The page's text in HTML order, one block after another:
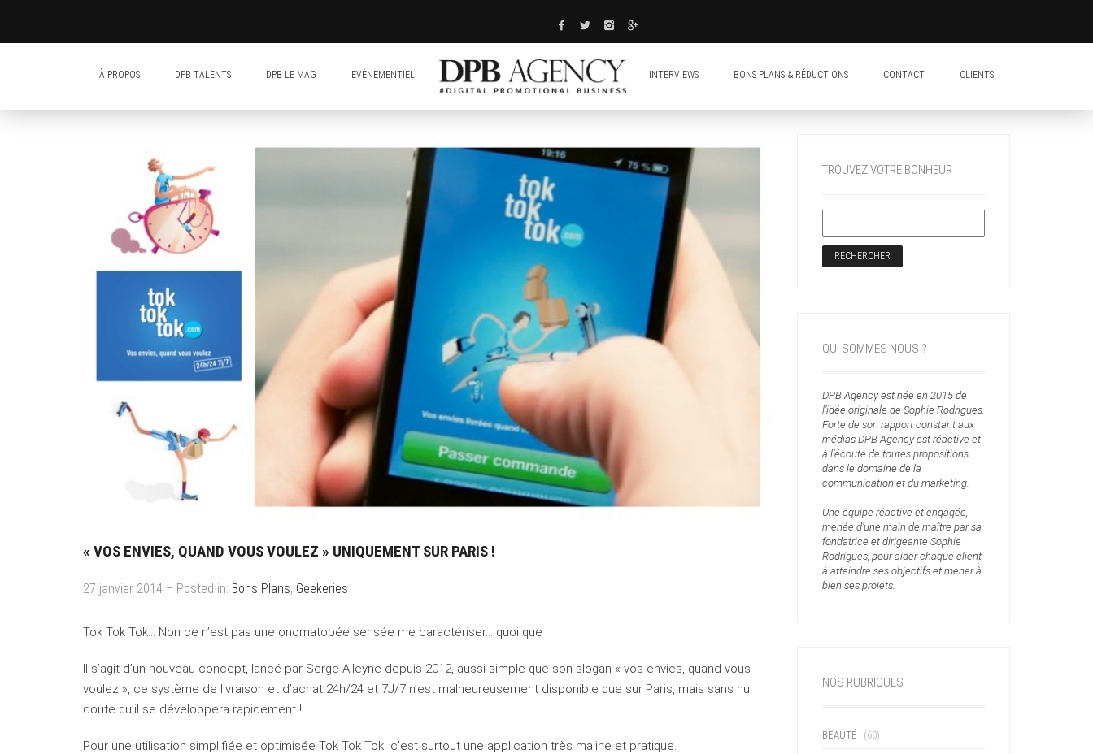
À PROPOS DPB TALENTS DPB LE MAG EVÈNEMENTIEL INTERVIEWS BONS PLANS & RÉDUCTIONS CONTACT CLIENTS
« VOS ENVIES, QUAND VOUS VOULEZ » UNIQUEMENT SUR PARIS !
27 janvier 2014 – Posted in: Bons Plans, Geekeries
Tok Tok Tok… Non ce n’est pas une onomatopée sensée me caractériser… quoi que !
Il s’agit d’un nouveau concept, lancé par Serge Alleyne depuis 2012, aussi simple que son slogan « vos envies, quand vous
voulez », ce système de livraison et d’achat 24h/24 et 7J/7 n’est malheureusement disponible que sur Paris, mais sans nul
doute qu’il se développera rapidement !
Pour une utilisation simplifiée et optimisée Tok Tok Tok c’est surtout une application très maline et pratique.
TROUVEZ VOTRE BONHEUR
QUI SOMMES NOUS ?
DPB Agency est née en 2015 de
l’idée originale de Sophie Rodrigues.
Forte de son rapport constant aux
médias DPB Agency est réactive et
à l’écoute de toutes propositions
dans le domaine de la
communication et du marketing.
Une équipe réactive et engagée,
menée d’une main de maître par sa
fondatrice et dirigeante Sophie
Rodrigues, pour aider chaque client
à atteindre ses objectifs et mener à
bien ses projets.
NOS RUBRIQUES
BEAUTÉ (60)